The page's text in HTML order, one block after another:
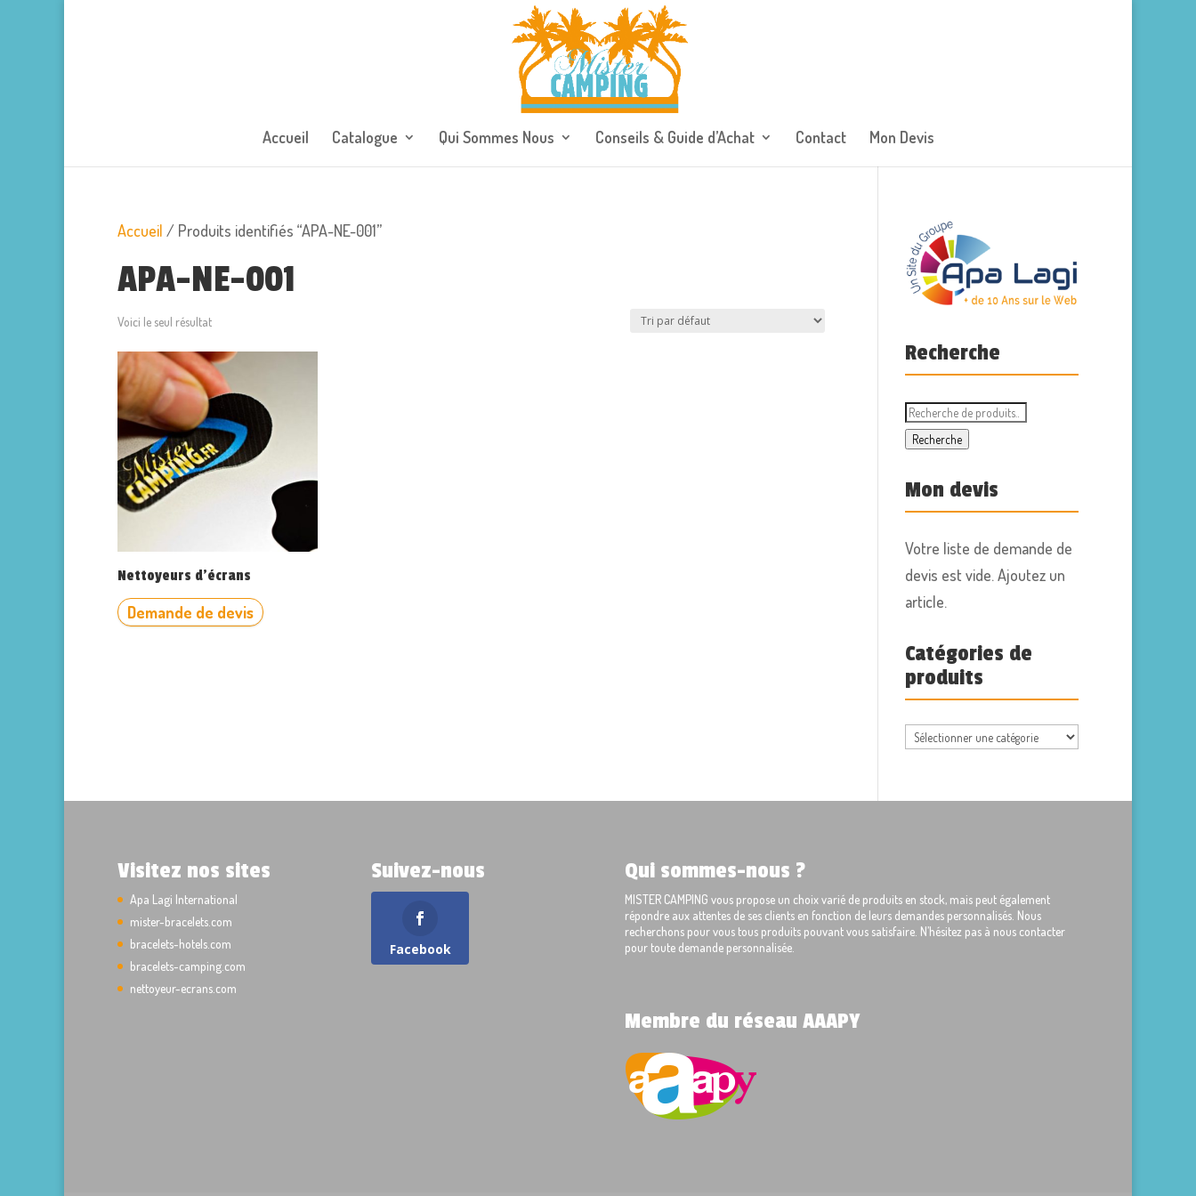
Accueil Catalogue Qui Sommes Nous Conseils & Guide d’Achat Contact Mon Devis
Accueil / Produits identifiés “APA-NE-001”
APA-NE-001
Voici le seul résultat
Nettoyeurs d’écrans
Demande de devis
Recherche
Recherche
pour :
Recherche
Mon devis
Votre liste de demande de
devis est vide. Ajoutez un
article.
Catégories de
produits
Visitez nos sites
Apa Lagi International
mister-bracelets.com
bracelets-hotels.com
bracelets-camping.com
nettoyeur-ecrans.com
Suivez-nous
Facebook
Qui sommes-nous ?
MISTER CAMPING vous propose un choix varié de produits en stock, mais peut également
répondre aux attentes de ses clients en fonction de leurs demandes personnalisés. Nous
recherchons pour vous tous produits pouvant vous satisfaire. N’hésitez pas à nous contacter
pour toute demande personnalisée.
Membre du réseau AAAPY